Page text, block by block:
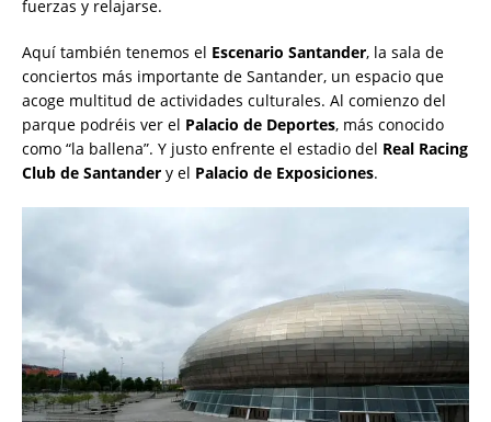
fuerzas y relajarse.
Aquí también tenemos el Escenario Santander, la sala de
conciertos más importante de Santander, un espacio que
acoge multitud de actividades culturales. Al comienzo del
parque podréis ver el Palacio de Deportes, más conocido
como “la ballena”. Y justo enfrente el estadio del Real Racing
Club de Santander y el Palacio de Exposiciones.